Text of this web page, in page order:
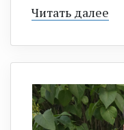
Читать далее